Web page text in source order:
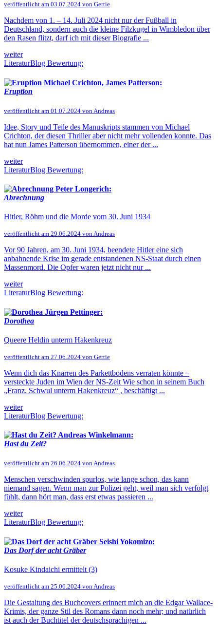
veröffentlicht am 03.07.2024 von Gertie
Nachdem von 1. – 14. Juli 2024 nicht nur der Fußball in
Deutschland, sondern auch die kleine Filzkugel in Wimbledon über
den Rasen flitzt, darf ich mit dieser Biografie ...
weiter
LiteraturBlog Bewertung:
Michael Crichton, James Patterson:
Eruption
veröffentlicht am 01.07.2024 von Andreas
Idee, Story und Teile des Manuskripts stammen von Michael
Crichton, der diesen Thriller aber nicht mehr vollenden konnte. Das
hat nun James Patterson übernommen, einer der ...
weiter
LiteraturBlog Bewertung:
Peter Longerich:
Abrechnung
Hitler, Röhm und die Morde vom 30. Juni 1934
veröffentlicht am 29.06.2024 von Andreas
Vor 90 Jahren, am 30. Juni 1934, beendete Hitler eine sich
anbahnende Krise im gerade entstandenen NS-Staat durch einen
Massenmord. Die Opfer waren jetzt nicht nur ...
weiter
LiteraturBlog Bewertung:
Jürgen Pettinger:
Dorothea
Queere Heldin unterm Hakenkreuz
veröffentlicht am 27.06.2024 von Gertie
Wenn dich das Knarren des Parkettbodens verraten könnte –
versteckte Juden im Wien der NS-Zeit Wie schon in seinem Buch
„Franz. Schwul unterm Hakenkreuz“ , beschäftigt ...
weiter
LiteraturBlog Bewertung:
Andreas Winkelmann:
Hast du Zeit?
veröffentlicht am 26.06.2024 von Andreas
Menschen verschwinden spurlos, wie lange schon, das kann
niemand sagen. Wenn man zur Polizei geht, weil man sich verfolgt
fühlt, dann hört man, dass erst etwas passieren ...
weiter
LiteraturBlog Bewertung:
Seishi Yokomizo:
Das Dorf der acht Gräber
Kosuke Kindaichi ermittelt (3)
veröffentlicht am 25.06.2024 von Andreas
Die Gestaltung des Buchcovers erinnert mich an die Edgar Wallace-
Krimis, der ganze Stil des Romans dann noch mehr; und natürlich
ist auch der Buchtitel der deutschsprachigen ...